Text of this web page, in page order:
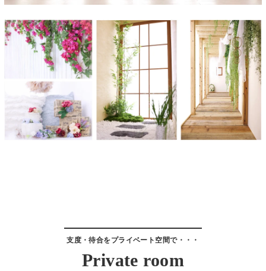
支度・待合をプライベート空間で・・・
Private room